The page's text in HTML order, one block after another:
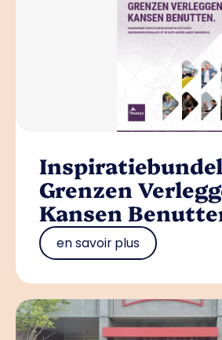
Inspiratiebundel
Grenzen
Kansen
en savoir plus